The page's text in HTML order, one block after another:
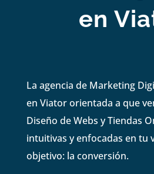
en
La agencia de Marketing
en Viator orientada a que
Diseño de Webs y Tiendas
intuitivas y enfocadas en tu
objetivo: la conversión.